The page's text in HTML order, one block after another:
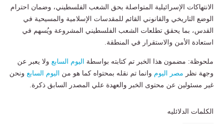
الانتهاكات الإسرائيلية المتواصلة بحق الشعب الفلسطيني، وضمان احترام
الوضع التاريخي والقانوني القائم للمقدسات الإسلامية والمسيحية في
القدس، بما يحقق تطلعات الشعب الفلسطيني المشروعة ويُسهم في
استعادة الأمن والاستقرار في المنطقة.
ملحوظة: مضمون هذا الخبر تم كتابته بواسطة اليوم السابع ولا يعبر عن
وجهة نظر مصر اليوم وانما تم نقله بمحتواه كما هو من اليوم السابع ونحن
غير مسئولين عن محتوى الخبر والعهدة علي المصدر السابق ذكرة.
الكلمات الدلائليه